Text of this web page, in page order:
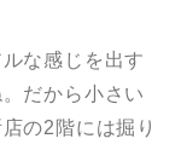
な感じを出す
だから小さい
の2階には掘り